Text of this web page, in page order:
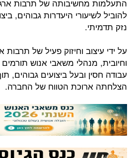
התעלמות מחשיבותה של תרבות
להוביל לשיעורי היעדרות גבוהים,
נזק תדמיתי.
על ידי עיצוב וחיזוק פעיל של תרבות
וחיובית, מנהלי משאבי אנוש תורמים
עבודה חסין ובעל ביצועים גבוהים,
הצלחתה ארוכת הטווח של החברה.